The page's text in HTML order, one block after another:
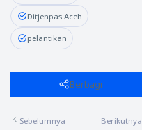
Ditjenpas Aceh
pelantikan
Berbagi
Sebelumnya Berikutnya